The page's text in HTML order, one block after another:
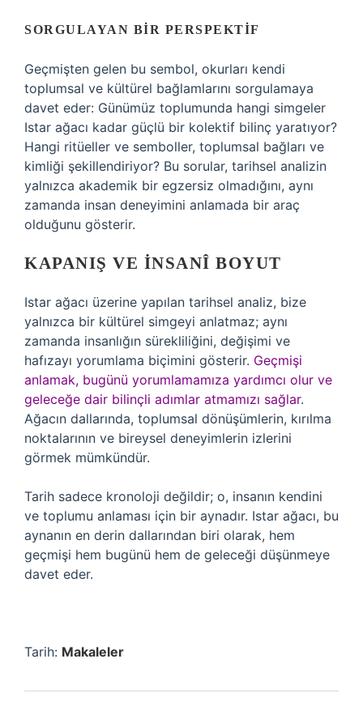
SORGULAYAN BIR PERSPEKTIF
Geçmişten gelen bu sembol, okurları kendi
toplumsal ve kültürel bağlamlarını sorgulamaya
davet eder: Günümüz toplumunda hangi simgeler
Istar ağacı kadar güçlü bir kolektif bilinç yaratıyor?
Hangi ritüeller ve semboller, toplumsal bağları ve
kimliği şekillendiriyor? Bu sorular, tarihsel analizin
yalnızca akademik bir egzersiz olmadığını, aynı
zamanda insan deneyimini anlamada bir araç
olduğunu gösterir.
KAPANIŞ VE İNSANÎ BOYUT
Istar ağacı üzerine yapılan tarihsel analiz, bize
yalnızca bir kültürel simgeyi anlatmaz; aynı
zamanda insanlığın sürekliliğini, değişimi ve
hafızayı yorumlama biçimini gösterir. Geçmişi
anlamak, bugünü yorumlamamıza yardımcı olur ve
geleceğe dair bilinçli adımlar atmamızı sağlar.
Ağacın dallarında, toplumsal dönüşümlerin, kırılma
noktalarının ve bireysel deneyimlerin izlerini
görmek mümkündür.
Tarih sadece kronoloji değildir; o, insanın kendini
ve toplumu anlaması için bir aynadır. Istar ağacı, bu
aynanın en derin dallarından biri olarak, hem
geçmişi hem bugünü hem de geleceği düşünmeye
davet eder.
Tarih: Makaleler